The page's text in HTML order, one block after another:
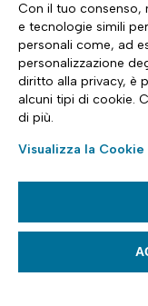
Cyber Security
Analyst Report
Dichiarazione di
ASSISTENZA
Contattaci
FAQ e guide
Whistleblowing
Impostazioni cookie
Articoli informativi
REA RM 1064345 -
Con il tuo consenso,
e tecnologie simili
personali come, ad
personalizzazione
diritto alla privacy, è
alcuni tipi di cookie.
di più.
Visualizza la